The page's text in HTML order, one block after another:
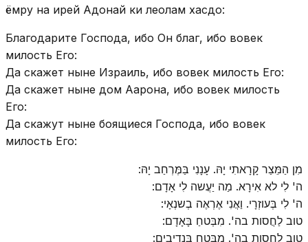
ёмру на ирей Адонай ки леолам хасдо:
Благодарите Господа, ибо Он благ, ибо вовек
милость Его:
Да скажет ныне Израиль, ибо вовек милость Его:
Да скажет ныне дом Аарона, ибо вовек милость
Его:
Да скажут ныне боящиеся Господа, ибо вовек
милость Его:
מִן הַמֵּצַר קָרָאתִי יָהּ. עָנָנִי בַּמֶּרְחַב יָהּ:
ה' לִי לא אִירָא. מַה יַעֲשה לִי אָדָם:
ה' לִי בְּעוזְרָי. וַאֲנִי אֶרְאֶה בְשנְאָי:
טוב לַחֲסות בה'. מִבְּטחַ בָּאָדָם:
טוב לַחֲסות בה'. מִבְּטחַ בִּנְדִיבִים: